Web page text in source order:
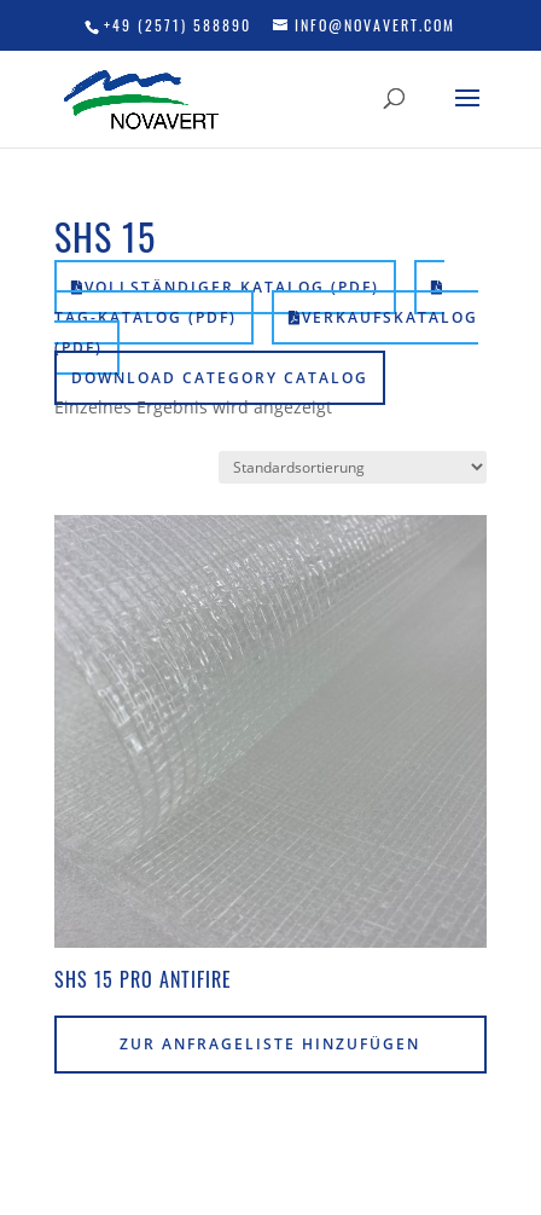
+49 (2571) 588890 INFO@NOVAVERT.COM
SHS 15
VOLLSTÄNDIGER KATALOG (PDF)
TAG-KATALOG (PDF)
VERKAUFSKATALOG
(PDF)
DOWNLOAD CATEGORY CATALOG
Einzelnes Ergebnis wird angezeigt
SHS 15 PRO ANTIFIRE
ZUR ANFRAGELISTE HINZUFÜGEN